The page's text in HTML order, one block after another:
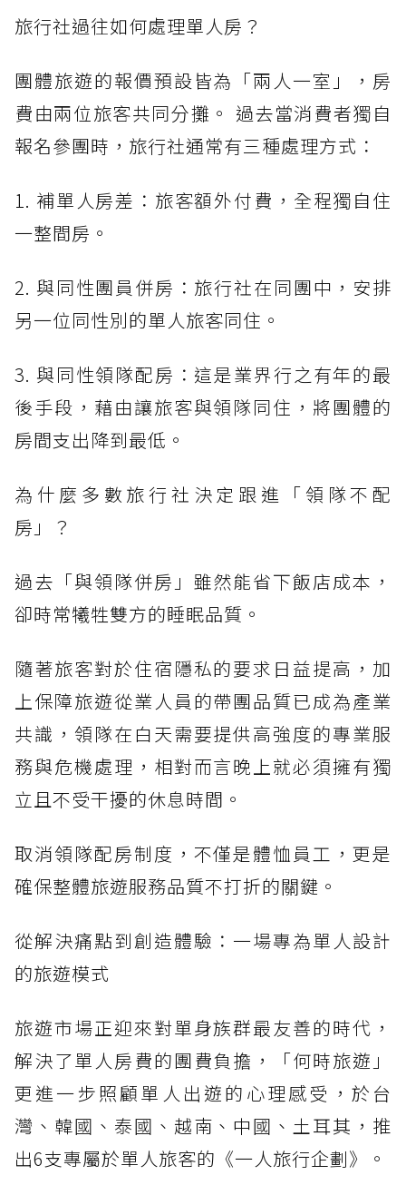
旅行社過往如何處理單人房？
團體旅遊的報價預設皆為「兩人一室」，房
費由兩位旅客共同分攤。 過去當消費者獨自
報名參團時，旅行社通常有三種處理方式：
1. 補單人房差：旅客額外付費，全程獨自住
一整間房。
2. 與同性團員併房：旅行社在同團中，安排
另一位同性別的單人旅客同住。
3. 與同性領隊配房：這是業界行之有年的最
後手段，藉由讓旅客與領隊同住，將團體的
房間支出降到最低。
為什麼多數旅行社決定跟進「領隊不配
房」？
過去「與領隊併房」雖然能省下飯店成本，
卻時常犧牲雙方的睡眠品質。
隨著旅客對於住宿隱私的要求日益提高，加
上保障旅遊從業人員的帶團品質已成為產業
共識，領隊在白天需要提供高強度的專業服
務與危機處理，相對而言晚上就必須擁有獨
立且不受干擾的休息時間。
取消領隊配房制度，不僅是體恤員工，更是
確保整體旅遊服務品質不打折的關鍵。
從解決痛點到創造體驗：一場專為單人設計
的旅遊模式
旅遊市場正迎來對單身族群最友善的時代，
解決了單人房費的團費負擔，「何時旅遊」
更進一步照顧單人出遊的心理感受，於台
灣、韓國、泰國、越南、中國、土耳其，推
出6支專屬於單人旅客的《一人旅行企劃》。